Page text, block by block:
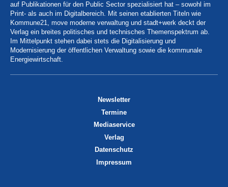
auf Publikationen für den Public Sector spezialisiert hat – sowohl im
Print- als auch im Digitalbereich. Mit seinen etablierten Titeln wie
Kommune21, move moderne verwaltung und stadt+werk deckt der
Verlag ein breites politisches und technisches Themenspektrum ab.
Im Mittelpunkt stehen dabei stets die Digitalisierung und
Modernisierung der öffentlichen Verwaltung sowie die kommunale
Energiewirtschaft.
Newsletter
Termine
Mediaservice
Verlag
Datenschutz
Impressum